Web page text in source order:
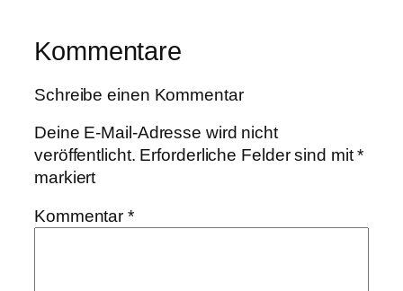
Kommentare
Schreibe einen Kommentar
Deine E-Mail-Adresse wird nicht
veröffentlicht. Erforderliche Felder sind mit*
markiert
Kommentar*